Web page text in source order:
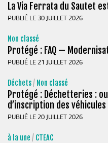
La Via Ferrata du Sautet
PUBLIÉ LE 30 JUILLET 2026
Non classé
Protégé : FAQ —
PUBLIÉ LE 21 JUILLET 2026
Déchets/ Non classé
Protégé : Déchetteries :
d’inscription des véhicules
PUBLIÉ LE 20 JUILLET 2026
à la une / CTEAC